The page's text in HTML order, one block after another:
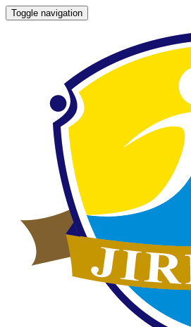
Toggle navigation